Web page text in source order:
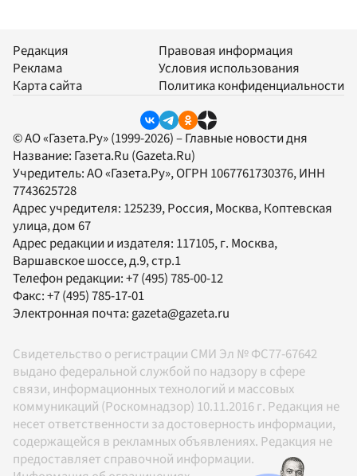
Редакция
Реклама
Карта сайта
Правовая информация
Условия использования
Политика конфиденциальности
© АО «Газета.Ру» (1999-2026) – Главные новости дня
Название: Газета.Ru (Gazeta.Ru)
Учредитель:АО «Газета.Ру», ОГРН 1067761730376, ИНН
7743625728
Адрес учредителя: 125239, Россия, Москва, Коптевская
улица, дом 67
Адрес редакции и издателя: 117105, г. Москва,
Варшавское шоссе, д.9, стр.1
Телефон редакции:+7 (495) 785-00-12
Факс:+7 (495) 785-17-01
Электронная почта:gazeta@gazeta.ru
Свидетельство о регистрации СМИ Эл № ФС77-67642
выдано федеральной службой по надзору в сфере
связи, информационных технологий и массовых
коммуникаций (Роскомнадзор) 10.11.2016 г. Редакция не
несет ответственности за достоверность информации,
содержащейся в рекламных объявлениях. Редакция не
предоставляет справочной информации.